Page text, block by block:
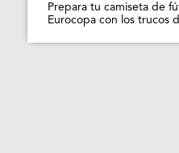
Prepara tu camiseta de
Eurocopa con los trucos